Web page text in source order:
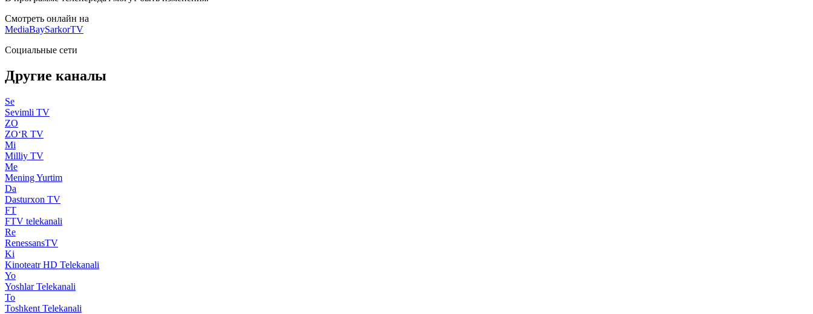
Смотреть онлайн на
MediaBaySarkorTV
Социальные сети
Другие каналы
Se
Sevimli TV
ZO
ZO‘R TV
Mi
Milliy TV
Me
Mening Yurtim
Da
Dasturxon TV
FT
FTV telekanali
Re
RenessansTV
Ki
Kinoteatr HD Telekanali
Yo
Yoshlar Telekanali
To
Toshkent Telekanali